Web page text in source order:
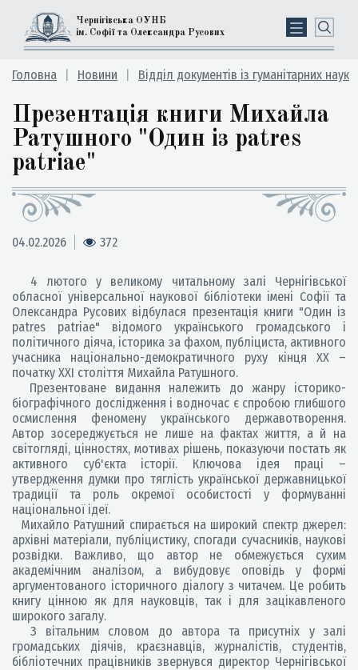
Чернігівська ОУНБ
ім. Софії та Олександра Русових
Головна Новини Відділ документів із гуманітарних наук
Презентація книги Михайла
Ратушного "Один із patres
patriae"
04.02.2026 372
4 лютого у великому читальному залі Чернігівської
обласної універсальної наукової бібліотеки імені Софії та
Олександра Русових відбулася презентація книги "Один із
patres patriae" відомого українського громадського і
політичного діяча, історика за фахом, публіциста, активного
учасника національно-демократичного руху кінця ХХ –
початку ХХІ століття Михайла Ратушного.
Презентоване видання належить до жанру історико-
біографічного дослідження і водночас є спробою глибшого
осмислення феномену українського державотворення.
Автор зосереджується не лише на фактах життя, а й на
світогляді, цінностях, мотивах рішень, показуючи постать як
активного суб'єкта історії. Ключова ідея праці –
утвердження думки про тяглість української державницької
традиції та роль окремої особистості у формуванні
національної ідеї.
Михайло Ратушний спирається на широкий спектр джерел:
архівні матеріали, публіцистику, спогади сучасників, наукові
розвідки. Важливо, що автор не обмежується сухим
академічним аналізом, а вибудовує оповідь у формі
аргументованого історичного діалогу з читачем. Це робить
книгу цінною як для науковців, так і для зацікавленого
широкого загалу.
З вітальним словом до автора та присутніх у залі
громадських діячів, краєзнавців, журналістів, студентів,
бібліотечних працівників звернувся директор Чернігівської